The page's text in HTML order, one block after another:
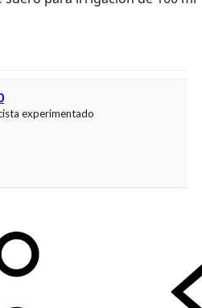
experimentado